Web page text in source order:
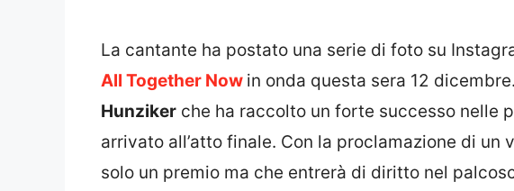
La cantante ha postato una serie di foto su
All Together Now in onda questa sera 12
Hunziker che ha raccolto un forte successo nelle
arrivato all’atto finale. Con la proclamazione di un
solo un premio ma che entrerà di diritto nel